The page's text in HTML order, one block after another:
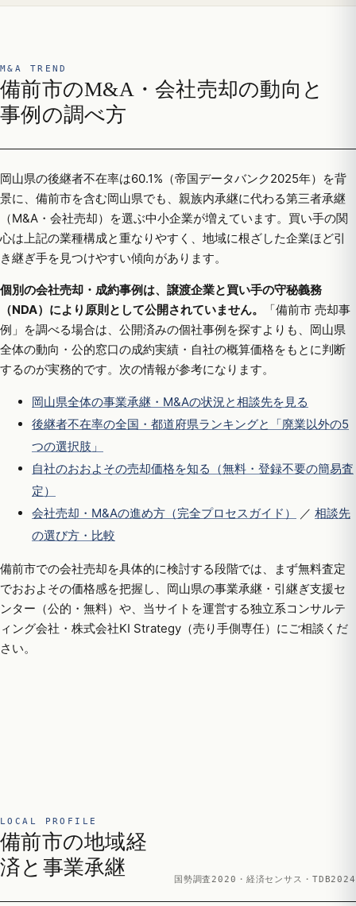
M&A TREND
備前市のM&A・会社売却の動向と
事例の調べ方
岡山県の後継者不在率は60.1%（帝国データバンク2025年）を背
景に、備前市を含む岡山県でも、親族内承継に代わる第三者承継
（M&A・会社売却）を選ぶ中小企業が増えています。買い手の関
心は上記の業種構成と重なりやすく、地域に根ざした企業ほど引
き継ぎ手を見つけやすい傾向があります。
個別の会社売却・成約事例は、譲渡企業と買い手の守秘義務
（NDA）により原則として公開されていません。
「備前市 売却事
例」を調べる場合は、公開済みの個社事例を探すよりも、岡山県
全体の動向・公的窓口の成約実績・自社の概算価格をもとに判断
するのが実務的です。次の情報が参考になります。
岡山県全体の事業承継・M&Aの状況と相談先を見る
後継者不在率の全国・都道府県ランキングと「廃業以外の5
つの選択肢」
自社のおおよその売却価格を知る（無料・登録不要の簡易査
定）
会社売却・M&Aの進め方（完全プロセスガイド）
／ 相談先
の選び方・比較
備前市での会社売却を具体的に検討する段階では、まず無料査定
でおおよその価格感を把握し、岡山県の事業承継・引継ぎ支援セ
ンター（公的・無料）や、当サイトを運営する独立系コンサルテ
ィング会社・株式会社KI Strategy（売り手側専任）にご相談くだ
さい。
LOCAL PROFILE
備前市の地域経
済と事業承継
国勢調査2020・経済センサス・TDB2024